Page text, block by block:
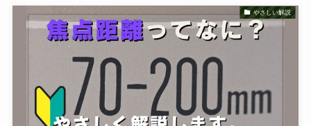
やさしい解説